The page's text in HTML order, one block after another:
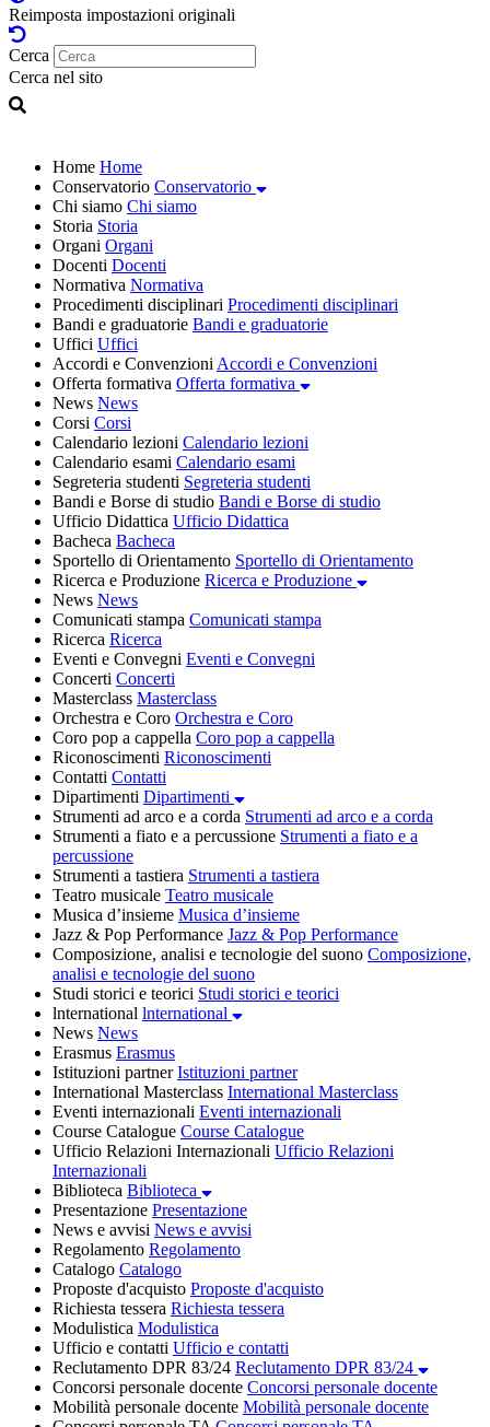
Reimposta impostazioni originali
Cerca
Cerca nel sito
Home Home
Conservatorio Conservatorio
Chi siamo Chi siamo
Storia Storia
Organi Organi
Docenti Docenti
Normativa Normativa
Procedimenti disciplinari Procedimenti disciplinari
Bandi e graduatorie Bandi e graduatorie
Uffici Uffici
Accordi e Convenzioni Accordi e Convenzioni
Offerta formativa Offerta formativa
News News
Corsi Corsi
Calendario lezioni Calendario lezioni
Calendario esami Calendario esami
Segreteria studenti Segreteria studenti
Bandi e Borse di studio Bandi e Borse di studio
Ufficio Didattica Ufficio Didattica
Bacheca Bacheca
Sportello di Orientamento Sportello di Orientamento
Ricerca e Produzione Ricerca e Produzione
News News
Comunicati stampa Comunicati stampa
Ricerca Ricerca
Eventi e Convegni Eventi e Convegni
Concerti Concerti
Masterclass Masterclass
Orchestra e Coro Orchestra e Coro
Coro pop a cappella Coro pop a cappella
Riconoscimenti Riconoscimenti
Contatti Contatti
Dipartimenti Dipartimenti
Strumenti ad arco e a corda Strumenti ad arco e a corda
Strumenti a fiato e a percussione Strumenti a fiato e a
percussione
Strumenti a tastiera Strumenti a tastiera
Teatro musicale Teatro musicale
Musica d’insieme Musica d’insieme
Jazz & Pop Performance Jazz & Pop Performance
Composizione, analisi e tecnologie del suono Composizione,
analisi e tecnologie del suono
Studi storici e teorici Studi storici e teorici
lnternational lnternational
News News
Erasmus Erasmus
Istituzioni partner Istituzioni partner
International Masterclass International Masterclass
Eventi internazionali Eventi internazionali
Course Catalogue Course Catalogue
Ufficio Relazioni Internazionali Ufficio Relazioni
Internazionali
Biblioteca Biblioteca
Presentazione Presentazione
News e avvisi News e avvisi
Regolamento Regolamento
Catalogo Catalogo
Proposte d'acquisto Proposte d'acquisto
Richiesta tessera Richiesta tessera
Modulistica Modulistica
Ufficio e contatti Ufficio e contatti
Reclutamento DPR 83/24 Reclutamento DPR 83/24
Concorsi personale docente Concorsi personale docente
Mobilità personale docente Mobilità personale docente